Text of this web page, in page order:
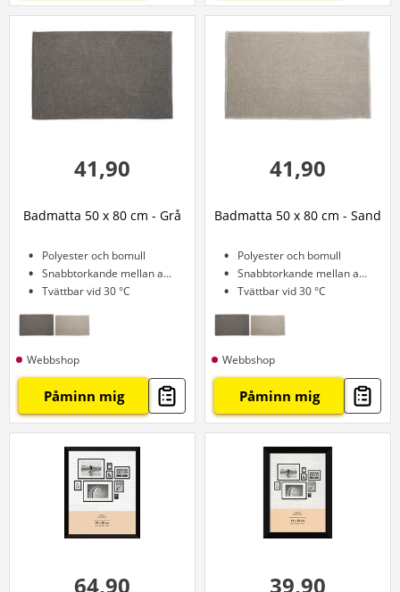
41,90
Badmatta 50 x 80 cm - Grå
Polyester och bomull
Snabbtorkande mellan användningarna
Tvättbar vid 30 °C
Webbshop
Påminn mig
41,90
Badmatta 50 x 80 cm - Sand
Polyester och bomull
Snabbtorkande mellan användningarna
Tvättbar vid 30 °C
Webbshop
Påminn mig
64,90 39,90